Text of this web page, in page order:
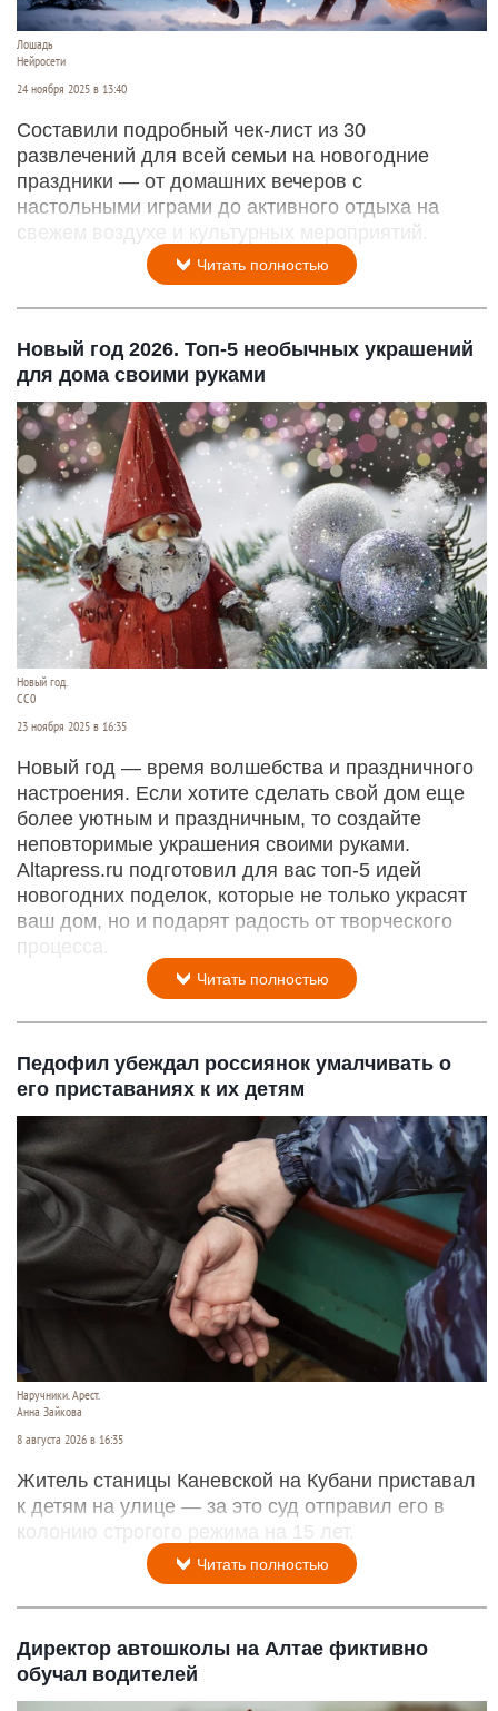
Лошадь
Нейросети
24 ноября 2025 в 13:40
Составили подробный чек-лист из 30
развлечений для всей семьи на новогодние
праздники — от домашних вечеров с
настольными играми до активного отдыха на
свежем воздухе и культурных мероприятий.
Читать полностью
Новый год 2026. Топ-5 необычных украшений
для дома своими руками
Новый год.
СС0
23 ноября 2025 в 16:35
Новый год — время волшебства и праздничного
настроения. Если хотите сделать свой дом еще
более уютным и праздничным, то создайте
неповторимые украшения своими руками.
Altapress.ru подготовил для вас топ-5 идей
новогодних поделок, которые не только украсят
ваш дом, но и подарят радость от творческого
процесса.
Читать полностью
Педофил убеждал россиянок умалчивать о
его приставаниях к их детям
Наручники. Арест.
Анна Зайкова
8 августа 2026 в 16:35
Житель станицы Каневской на Кубани приставал
к детям на улице — за это суд отправил его в
колонию строгого режима на 15 лет.
Читать полностью
Директор автошколы на Алтае фиктивно
обучал водителей